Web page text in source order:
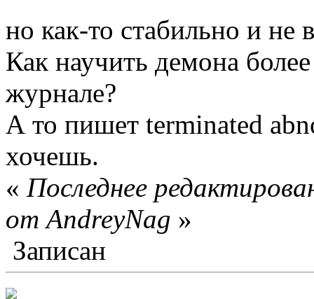
но как-то стабильно и не
Как научить демона
журнале?
А то пишет terminated
хочешь.
« Последнее
от AndreyNag »
Записан